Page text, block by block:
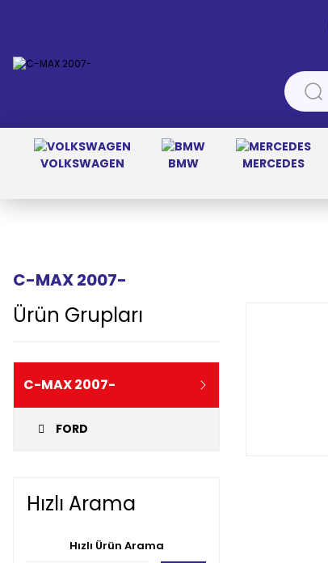
VOLKSWAGEN BMW MERCEDES
C-MAX 2007-
Ürün Grupları
C-MAX 2007-
FORD
Hızlı Arama
Hızlı Ürün Arama